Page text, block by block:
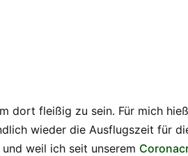
dort fleißig zu sein. Für mich
wieder die Ausflugszeit für
weil ich seit unserem